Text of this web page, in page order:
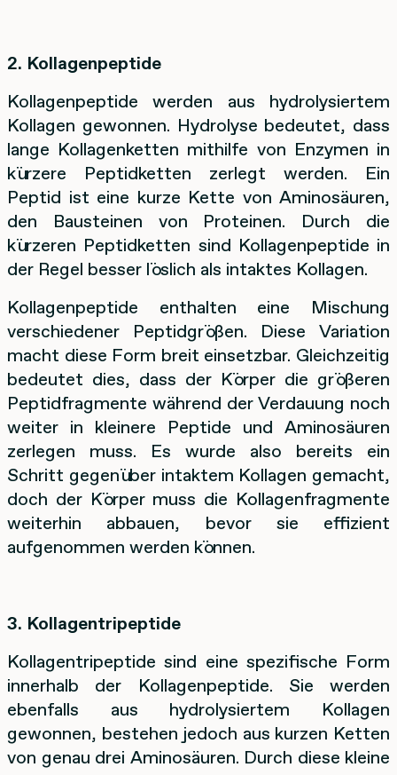
2. Kollagenpeptide
Kollagenpeptide werden aus hydrolysiertem
Kollagen gewonnen. Hydrolyse bedeutet, dass
lange Kollagenketten mithilfe von Enzymen in
kürzere Peptidketten zerlegt werden. Ein
Peptid ist eine kurze Kette von Aminosäuren,
den Bausteinen von Proteinen. Durch die
kürzeren Peptidketten sind Kollagenpeptide in
der Regel besser löslich als intaktes Kollagen.
Kollagenpeptide enthalten eine Mischung
verschiedener Peptidgrößen. Diese Variation
macht diese Form breit einsetzbar. Gleichzeitig
bedeutet dies, dass der Körper die größeren
Peptidfragmente während der Verdauung noch
weiter in kleinere Peptide und Aminosäuren
zerlegen muss. Es wurde also bereits ein
Schritt gegenüber intaktem Kollagen gemacht,
doch der Körper muss die Kollagenfragmente
weiterhin abbauen, bevor sie effizient
aufgenommen werden können.
3. Kollagentripeptide
Kollagentripeptide sind eine spezifische Form
innerhalb der Kollagenpeptide. Sie werden
ebenfalls aus hydrolysiertem Kollagen
gewonnen, bestehen jedoch aus kurzen Ketten
von genau drei Aminosäuren. Durch diese kleine